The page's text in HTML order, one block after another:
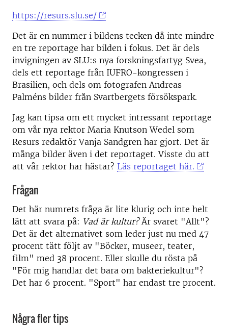
https://resurs.slu.se/
Det är en nummer i bildens tecken då inte mindre
en tre reportage har bilden i fokus. Det är dels
invigningen av SLU:s nya forskningsfartyg Svea,
dels ett reportage från IUFRO-kongressen i
Brasilien, och dels om fotografen Andreas
Palméns bilder från Svartbergets försökspark.
Jag kan tipsa om ett mycket intressant reportage
om vår nya rektor Maria Knutson Wedel som
Resurs redaktör Vanja Sandgren har gjort. Det är
många bilder även i det reportaget. Visste du att
att vår rektor har hästar? Läs reportaget här.
Frågan
Det här numrets fråga är lite klurig och inte helt
lätt att svara på: Vad är kultur?Är svaret "Allt"?
Det är det alternativet som leder just nu med 47
procent tätt följt av "Böcker, museer, teater,
film" med 38 procent. Eller skulle du rösta på
"För mig handlar det bara om bakteriekultur"?
Det har 6 procent. "Sport" har endast tre procent.
Några fler tips